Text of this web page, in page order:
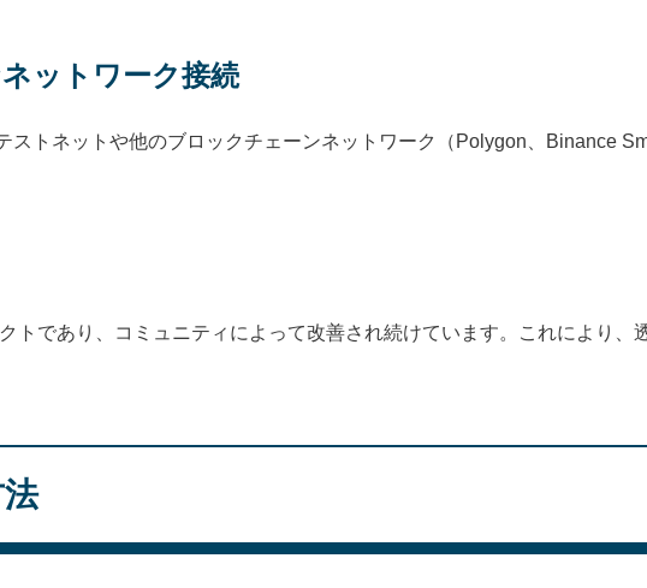
ットワーク接続
ストネットや他のブロックチェーンネットワーク（Polygon、Binance
トであり、コミュニティによって改善され続けています。これにより、